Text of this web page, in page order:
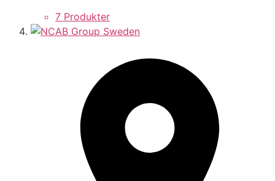
7 Produkter